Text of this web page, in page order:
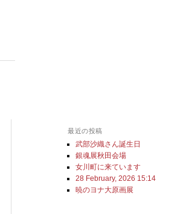
最近の投稿
武部沙織さん誕生日
銀魂展秋田会場
女川町に来ています
28 February, 2026 15:14
暁のヨナ大原画展